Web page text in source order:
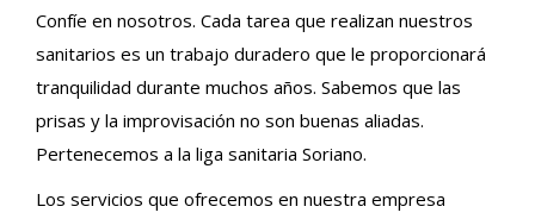
Confíe en nosotros. Cada tarea que realizan nuestros
sanitarios es un trabajo duradero que le proporcionará
tranquilidad durante muchos años. Sabemos que las
prisas y la improvisación no son buenas aliadas.
Pertenecemos a la liga sanitaria Soriano.
Los servicios que ofrecemos en nuestra empresa